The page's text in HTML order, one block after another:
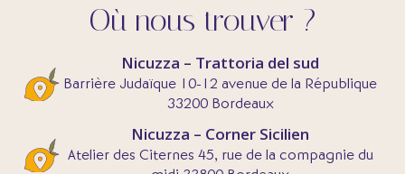
Où nous trouver ?
Nicuzza – Trattoria del sud
Barrière Judaïque 10-12 avenue de la République
33200 Bordeaux
Nicuzza – Corner Sicilien
Atelier des Citernes 45, rue de la compagnie du